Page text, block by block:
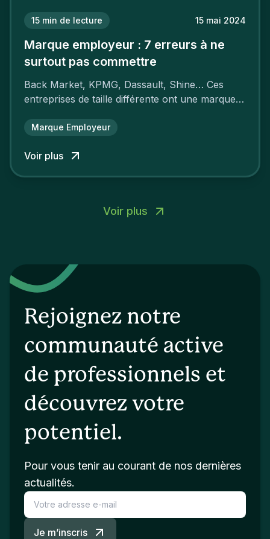
15 min de lecture 15 mai 2024
Marque employeur : 7 erreurs à ne
surtout pas commettre
Back Market, KPMG, Dassault, Shine… Ces
entreprises de taille différente ont une marque
attractivité et une fidélisation à faire pâlir leurs
Marque Employeur
Voir plus
Voir plus
Rejoignez notre
communauté active
de professionnels et
découvrez votre
potentiel.
Pour vous tenir au courant de nos dernières
actualités.
Je m’inscris